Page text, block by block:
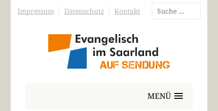
Impressum Datenschutz Kontakt
MENÜ